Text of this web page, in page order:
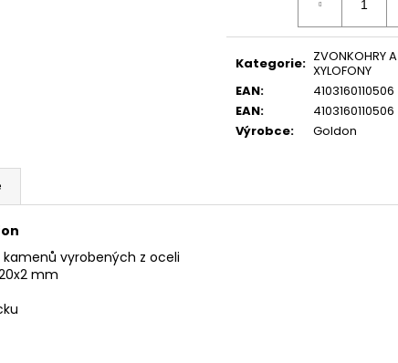
Kategorie: ZVONKOHRY A
XYLOFONY
EAN:
4103160110506
EAN:
4103160110506
Výrobce: Goldon
vyrobených z oceli
mm